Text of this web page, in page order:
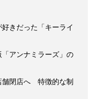
好きだった「キーライ
「アンナミラーズ」の
舗閉店へ 特徴的な制